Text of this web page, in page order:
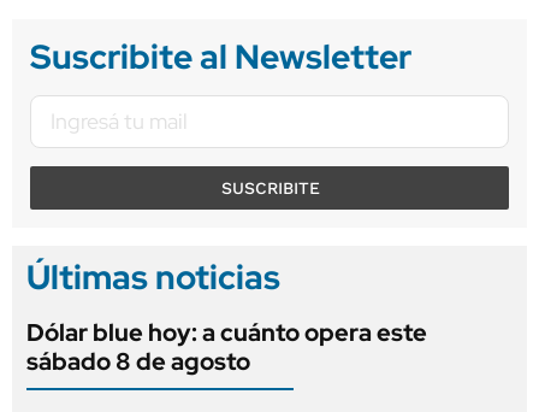
Suscribite al Newsletter
SUSCRIBITE
Últimas noticias
Dólar blue hoy: a cuánto opera este
sábado 8 de agosto